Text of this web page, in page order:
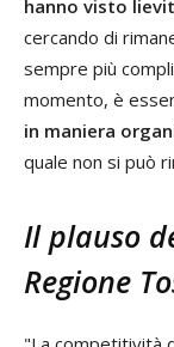
hanno visto
cercando di
sempre più
momento, è
in maniera
quale non si può
Il plauso
Regione